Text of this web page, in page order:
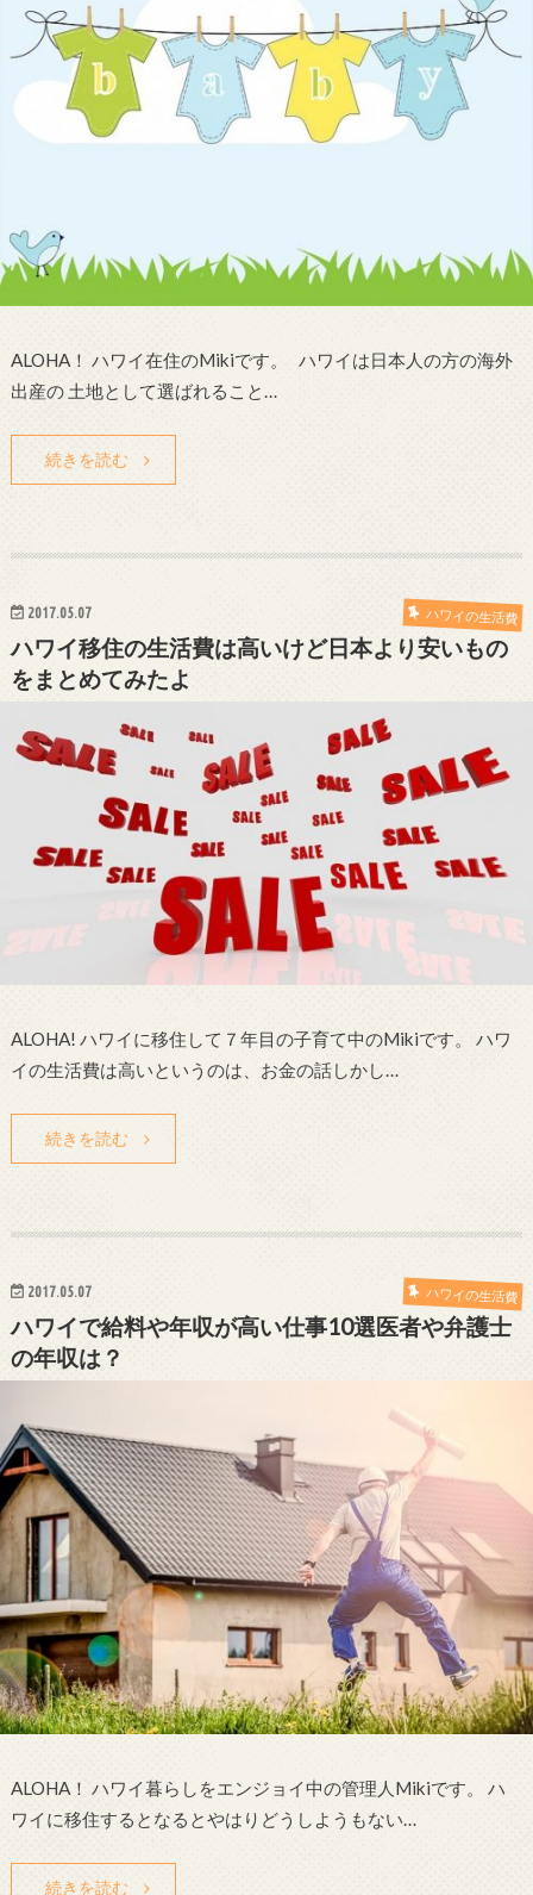
ALOHA！ ハワイ在住のMikiです。 ハワイは日本人の方の海外
出産の 土地として選ばれること…
続きを読む
2017.05.07 ハワイの生活費
ハワイ移住の生活費は高いけど日本より安いもの
をまとめてみたよ
ALOHA! ハワイに移住して７年目の子育て中のMikiです。 ハワ
イの生活費は高いというのは、お金の話しかし…
続きを読む
2017.05.07 ハワイの生活費
ハワイで給料や年収が高い仕事10選医者や弁護士
の年収は？
ALOHA！ ハワイ暮らしをエンジョイ中の管理人Mikiです。 ハ
ワイに移住するとなるとやはりどうしようもない…
続きを読む